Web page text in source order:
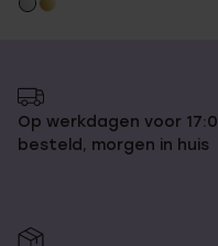
Op werkdagen voor
besteld, morgen in huis